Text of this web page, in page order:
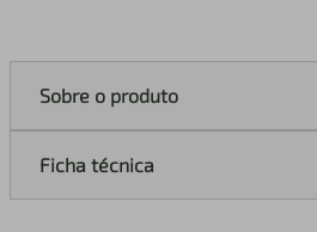
Sobre o produto
Ficha técnica